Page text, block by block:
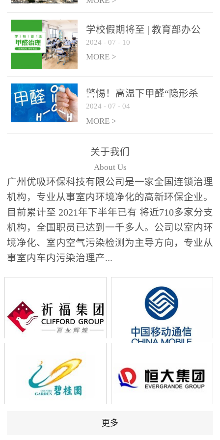
学校假期将至 | 教育部办公
厅关于加强学校新建校舍室
内空气质量管理通知
2024 - 07 - 10
MORE >
警惕！高温下甲醛“隐形杀
手”来袭，你的家安全吗？
2024 - 07 - 04
MORE >
关于我们
About Us
广州优吸环保科技有限公司是一家全国连锁治理
机构，专业从事室内环境净化的高新环保企业。
目前累计至 2021年下半年已有 将近710多家分支
机构，全国职员已达到一千多人。公司以室内环
境净化、室内空气污染检测为主导方向，专业从
事室内车内污染治理产...
更多